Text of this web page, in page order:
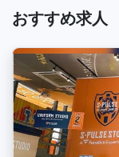
おすすめ求人